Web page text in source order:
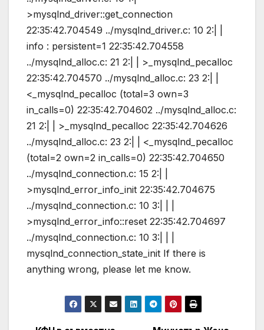
>mysqlnd_driver::get_connection
22:35:42.704549 ../mysqlnd_driver.c: 10 2:| |
info : persistent=1 22:35:42.704558
../mysqlnd_alloc.c: 21 2:| | >_mysqlnd_pecalloc
22:35:42.704570 ../mysqlnd_alloc.c: 23 2:| |
<_mysqlnd_pecalloc (total=3 own=3
in_calls=0) 22:35:42.704602 ../mysqlnd_alloc.c:
21 2:| | >_mysqlnd_pecalloc 22:35:42.704626
../mysqlnd_alloc.c: 23 2:| | <_mysqlnd_pecalloc
(total=2 own=2 in_calls=0) 22:35:42.704650
../mysqlnd_connection.c: 15 2:| |
>mysqlnd_error_info_init 22:35:42.704675
../mysqlnd_connection.c: 10 3:| | |
>mysqlnd_error_info::reset 22:35:42.704697
../mysqlnd_connection.c: 10 3:| | |
mysqlnd_connection_state_init If there is
anything wrong, please let me know.